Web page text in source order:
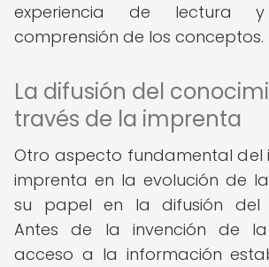
experiencia de lectura
comprensión de los conceptos.
La difusión del
través de la imprenta
Otro aspecto fundamental
imprenta en la evolución de
su papel en la difusión del
Antes de la invención de
acceso a la información